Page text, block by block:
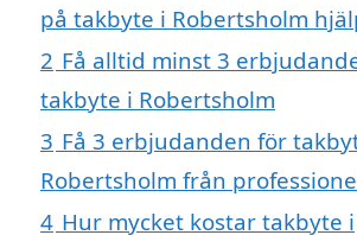
på takbyte i Robertsholm
2 Få alltid minst 3
takbyte i Robertsholm
3 Få 3 erbjudanden för
Robertsholm från
4 Hur mycket kostar takbyte i